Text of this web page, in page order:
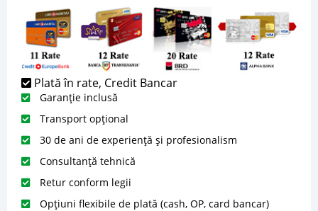
Plată în rate, Credit Bancar
Garanție inclusă
Transport opțional
30 de ani de experiență și profesionalism
Consultanță tehnică
Retur conform legii
Opțiuni flexibile de plată (cash, OP, card bancar)